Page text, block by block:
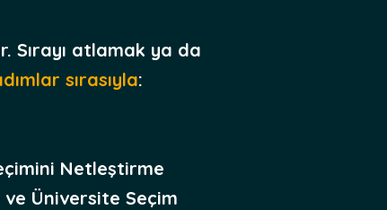
Sırayı atlamak ya da
sırasıyla:
Netleştirme
Üniversite Seçim